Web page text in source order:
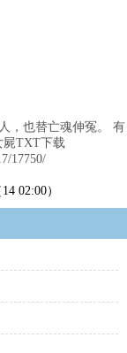
，也替亡魂伸冤。 有
屍TXT下载
17750/
02:00）